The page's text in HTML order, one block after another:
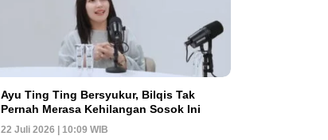
Ayu Ting Ting Bersyukur, Bilqis Tak
Pernah Merasa Kehilangan Sosok Ini
22 Juli 2026 | 10:09 WIB